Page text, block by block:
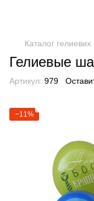
Каталог
Гелиевые
Артикул: 979
−11%